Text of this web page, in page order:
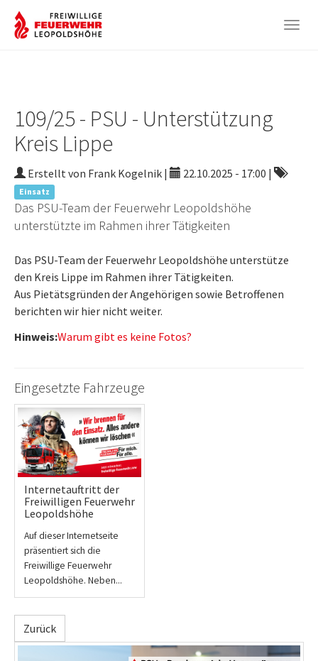
109/25 - PSU - Unterstützung
Kreis Lippe
Erstellt von Frank Kogelnik | 22.10.2025 - 17:00 |
Einsatz
Das PSU-Team der Feuerwehr Leopoldshöhe
unterstützte im Rahmen ihrer Tätigkeiten
Das PSU-Team der Feuerwehr Leopoldshöhe unterstütze
den Kreis Lippe im Rahmen ihrer Tätigkeiten.
Aus Pietätsgründen der Angehörigen sowie Betroffenen
berichten wir hier nicht weiter.
Hinweis:Warum gibt es keine Fotos?
Eingesetzte Fahrzeuge
Internetauftritt der
Freiwilligen Feuerwehr
Leopoldshöhe
Auf dieser Internetseite
präsentiert sich die
Freiwillige Feuerwehr
Leopoldshöhe. Neben...
Zurück